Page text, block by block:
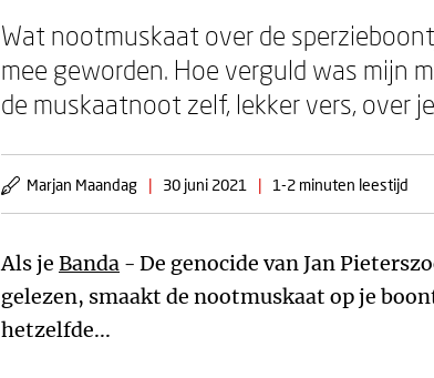
Wat nootmuskaat over de
mee geworden. Hoe verguld was mijn
de muskaatnoot zelf, lekker vers, over
Marjan Maandag | 30 juni 2021 | 1-2 minuten leestijd
Als je Banda - De genocide van Jan
gelezen, smaakt de nootmuskaat op je
hetzelfde...